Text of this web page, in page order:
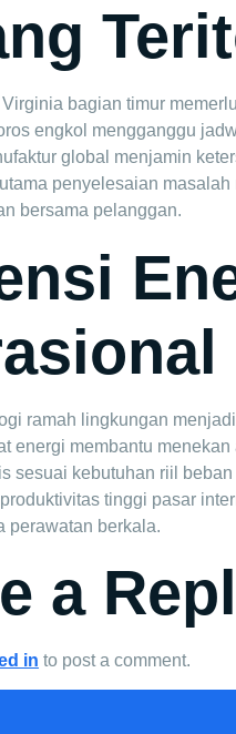
bagian timur
engkol mengganggu
global menjamin
penyelesaian
bersama pelanggan.
ramah lingkungan
energi membantu
sesuai kebutuhan riil
tinggi pasar
perawatan berkala.
a
in to post a comment.